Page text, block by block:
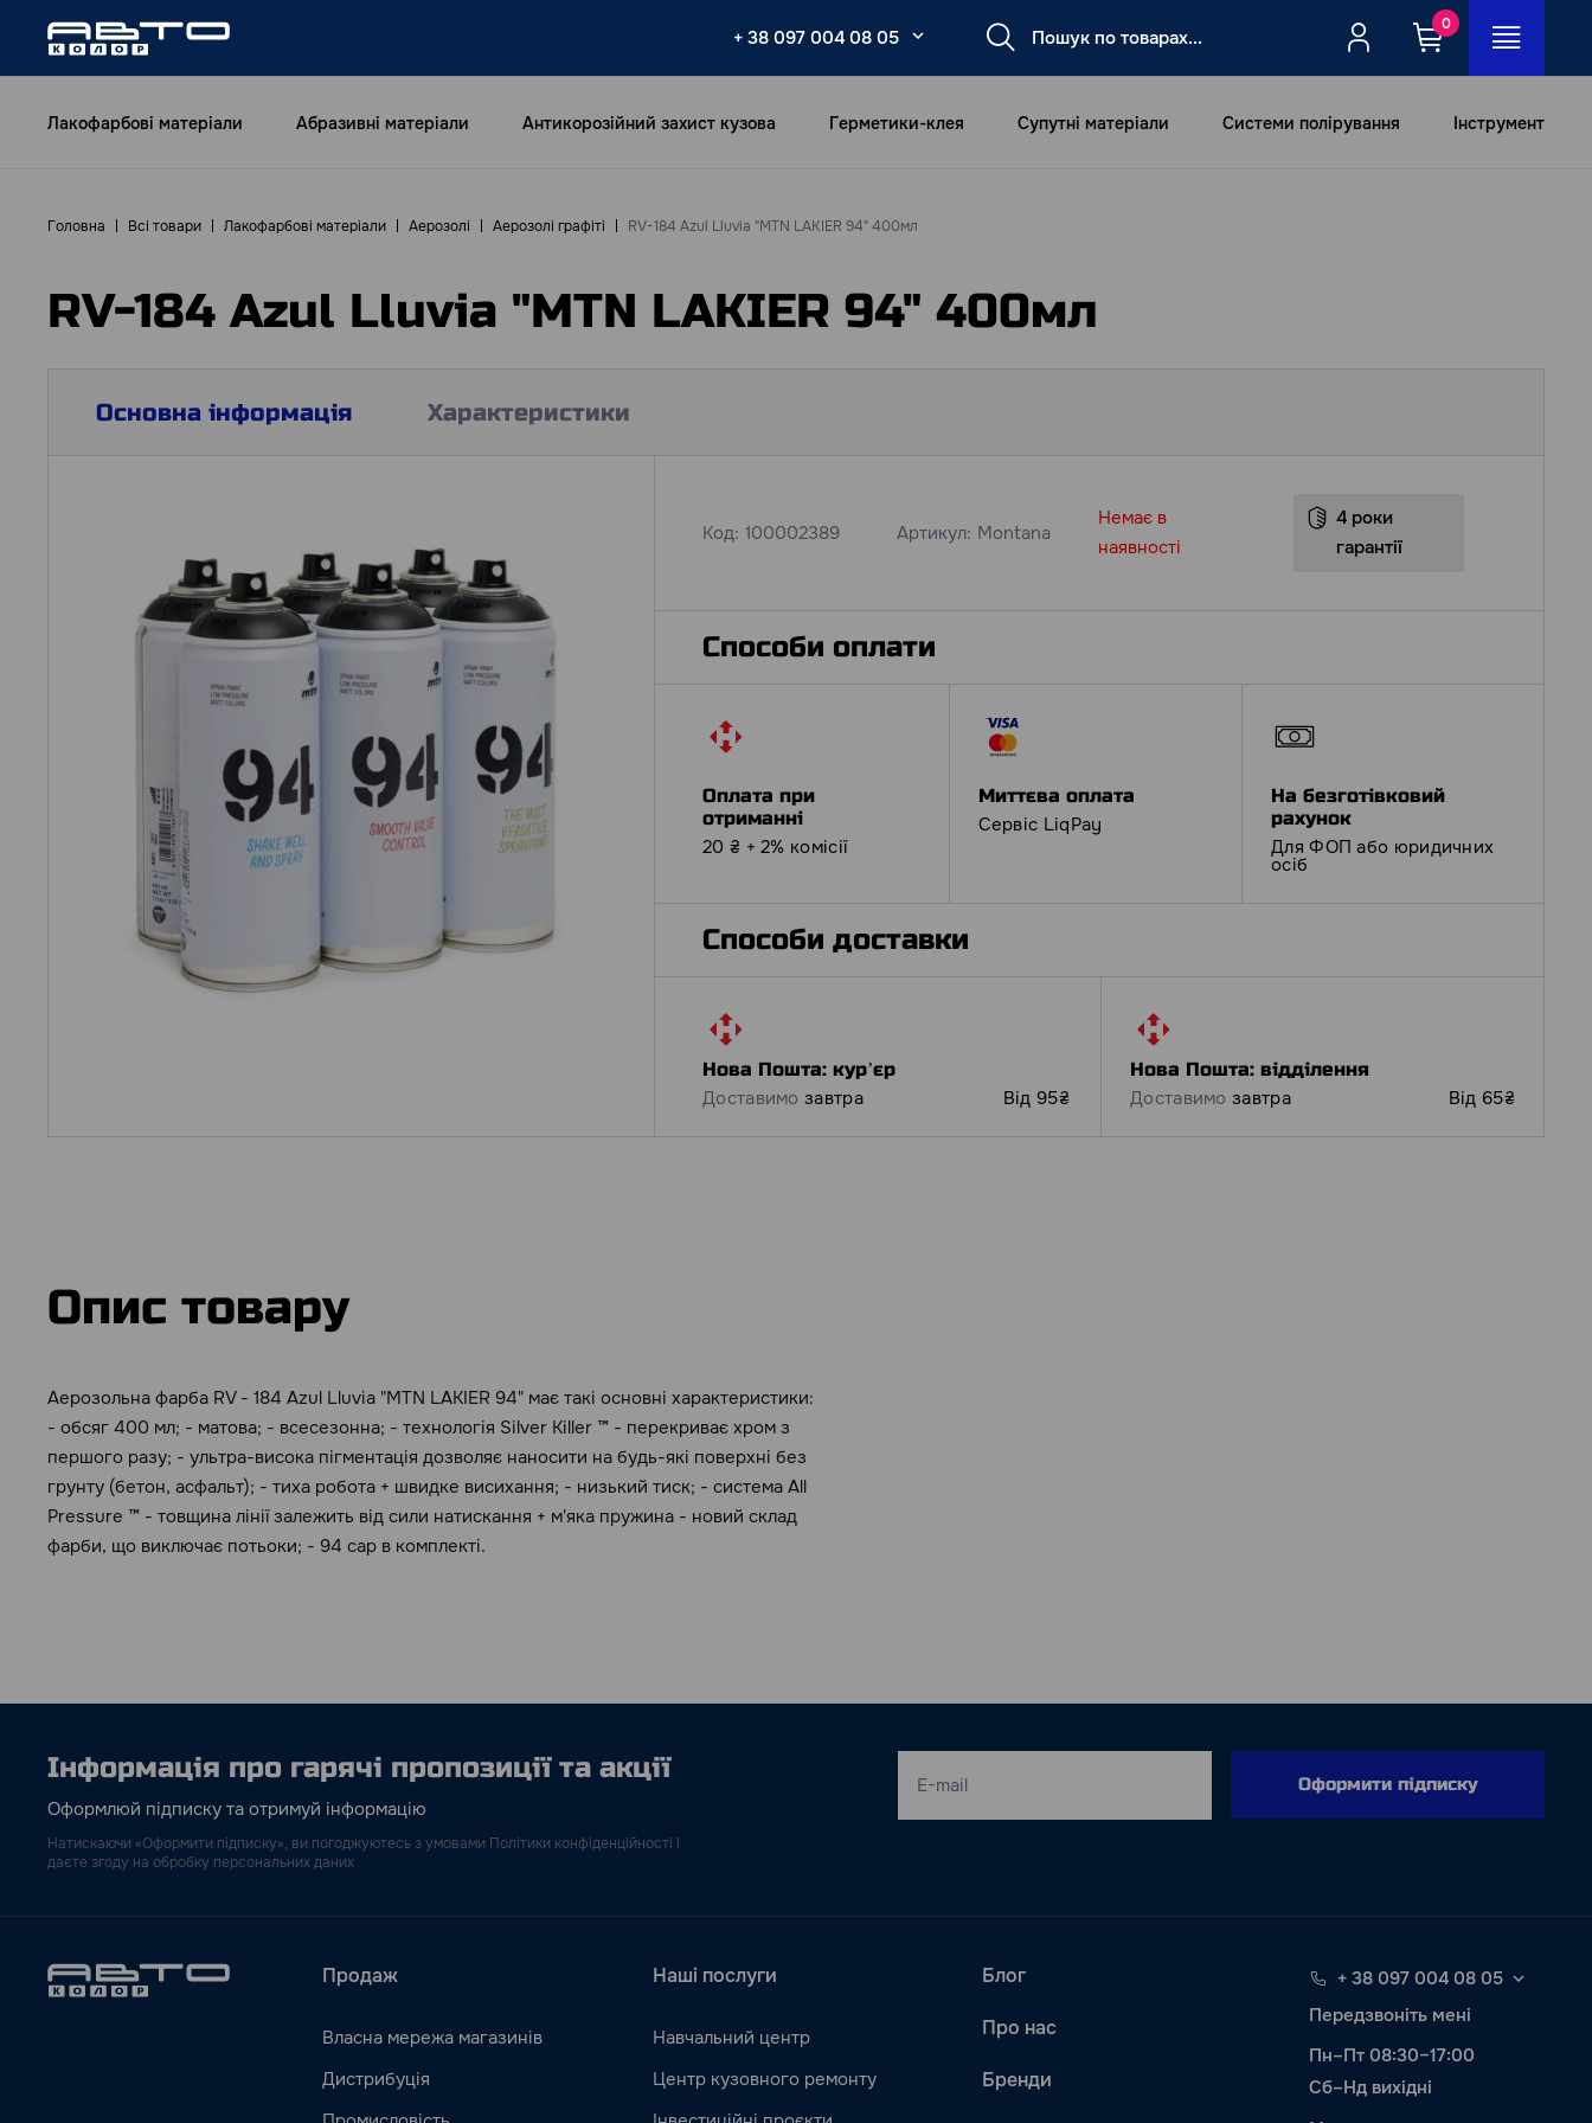
+ 38 097 004 08 05
0
Лакофарбові матеріали Абразивні матеріали Антикорозійний захист кузова Герметики-клея Супутні матеріали Системи полірування Інструмент
Головна Всі товари Лакофарбові матеріали Аерозолі Аерозолі графіті RV-184 Azul Lluvia "MTN LAKIER 94" 400мл
RV-184 Azul Lluvia "MTN LAKIER 94" 400мл
Основна інформація Характеристики
Код: 100002389 Артикул: Montana
Немає в
наявності
4 роки
гарантії
Способи оплати
Оплата при
отриманні
20 ₴ + 2% комісії
Миттєва оплата
Сервіс LiqPay
На безготівковий
рахунок
Для ФОП або юридичних
осіб
Способи доставки
Нова Пошта: курʼєр
Доставимо завтра Від 95₴
Нова Пошта: відділення
Доставимо завтра Від 65₴
Опис товару
Аерозольна фарба RV - 184 Azul Lluvia "MTN LAKIER 94" має такі основні характеристики:
- обсяг 400 мл; - матова; - всесезонна; - технологія Silver Killer ™ - перекриває хром з
першого разу; - ультра-висока пігментація дозволяє наносити на будь-які поверхні без
грунту (бетон, асфальт); - тиха робота + швидке висихання; - низький тиск; - система All
Pressure ™ - товщина лінії залежить від сили натискання + м'яка пружина - новий склад
фарби, що виключає потьоки; - 94 cap в комплекті.
Інформація про гарячі пропозиції та акції
Оформлюй підписку та отримуй інформацію
Натискаючи «Оформити підписку», ви погоджуютесь з умовами Політики конфіденційності і
даєте згоду на обробку персональних даних
Оформити підписку
Продаж
Власна мережа магазинів
Дистрибуція
Наші послуги
Навчальний центр
Центр кузовного ремонту
Блог
Про нас
Бренди
+ 38 097 004 08 05
Передзвоніть мені
Пн–Пт 08:30–17:00
Сб–Нд вихідні